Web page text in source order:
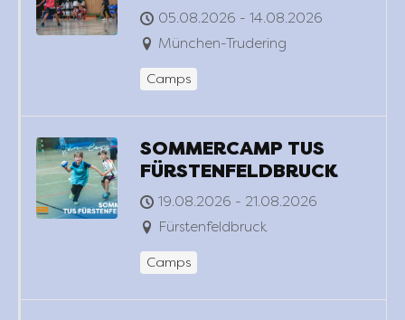
05.08.2026 - 14.08.2026
München-Trudering
Camps
SOMMERCAMP TUS
FÜRSTENFELDBRUCK
19.08.2026 - 21.08.2026
Fürstenfeldbruck
Camps